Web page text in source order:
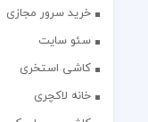
خرید سرور مجازی
سئو سایت
کاشی استخری
خانه لاکچری